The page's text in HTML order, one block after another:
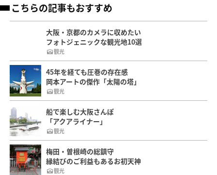
こちらの記事もおすすめ
大阪・京都のカメラに収めたい
フォトジェニックな観光地10選
観光
45年を経ても圧巻の存在感
岡本アートの傑作「太陽の塔」
観光
船で楽しむ大阪さんぽ
「アクアライナー」
観光
梅田・曽根崎の総鎮守
縁結びのご利益もあるお初天神
観光